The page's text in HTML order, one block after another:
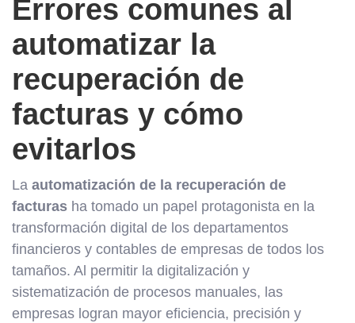
Errores comunes al
automatizar la
recuperación de
facturas y cómo
evitarlos
La automatización de la recuperación de
facturas ha tomado un papel protagonista en la
transformación digital de los departamentos
financieros y contables de empresas de todos los
tamaños. Al permitir la digitalización y
sistematización de procesos manuales, las
empresas logran mayor eficiencia, precisión y